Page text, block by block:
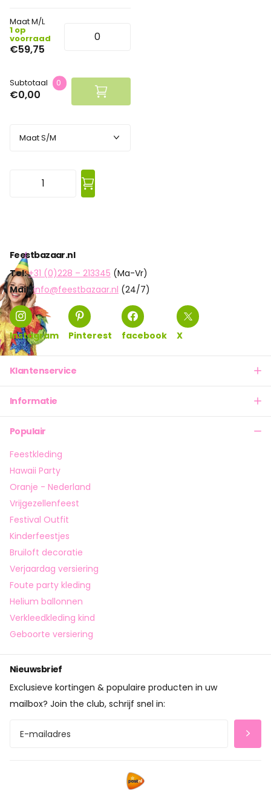
Maat M/L
1 op
voorraad
€59,75
Subtotaal 0
€0,00
Feestbazaar.nl
Tel:+31 (0)228 – 213345 (Ma-Vr)
Mail: info@feestbazaar.nl (24/7)
Instagram Pinterest facebook X
Klantenservice
Informatie
Populair
Feestkleding
Hawaii Party
Oranje - Nederland
Vrijgezellenfeest
Festival Outfit
Kinderfeestjes
Bruiloft decoratie
Verjaardag versiering
Foute party kleding
Helium ballonnen
Verkleedkleding kind
Geboorte versiering
Nieuwsbrief
Exclusieve kortingen & populaire producten in uw
mailbox? Join the club, schrijf snel in: